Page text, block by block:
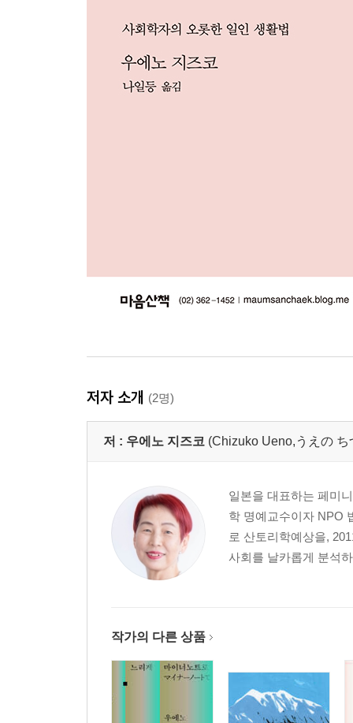
저자 소개 (2명)
저 : 우에노 지즈코 (Chizuko Ueno,うえの
일본을 대표하는 페미
학 명예교수이자 NPO
로 산토리학예상을,
사회를 날카롭게 분석
작가의 다른 상품